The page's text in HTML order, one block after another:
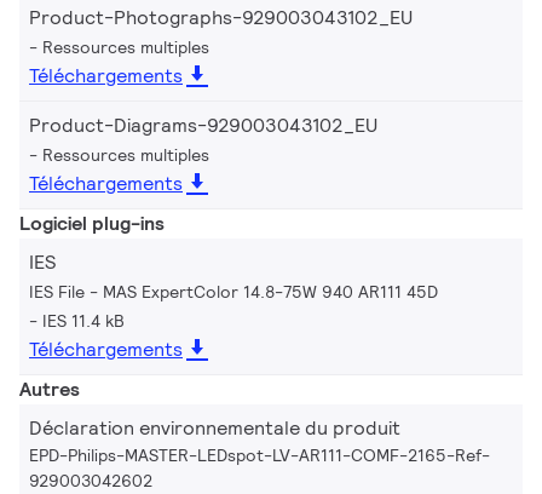
Product-Photographs-929003043102_EU
Ressources multiples
Téléchargements
Product-Diagrams-929003043102_EU
Ressources multiples
Téléchargements
Logiciel plug-ins
IES
IES File - MAS ExpertColor 14.8-75W 940 AR111 45D
IES 11.4 kB
Téléchargements
Autres
Déclaration environnementale du produit
EPD-Philips-MASTER-LEDspot-LV-AR111-COMF-2165-Ref-
929003042602